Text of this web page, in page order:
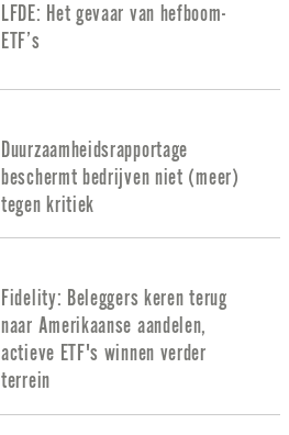
LFDE: Het gevaar van hefboom-
ETF’s
Duurzaamheidsrapportage
beschermt bedrijven niet (meer)
tegen kritiek
Fidelity: Beleggers keren terug
naar Amerikaanse aandelen,
actieve ETF's winnen verder
terrein